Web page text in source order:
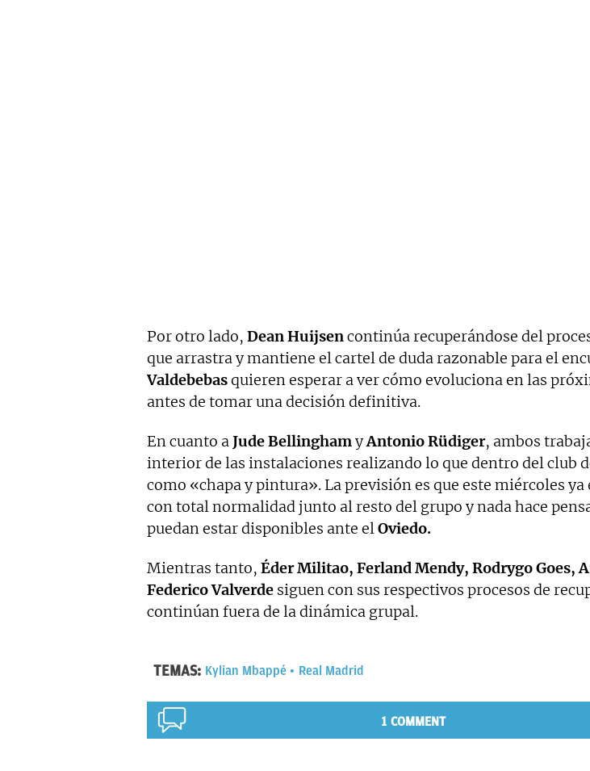
Por otro lado, Dean Huijsencontinúa recuperándose del
que arrastra y mantiene el cartel de duda razonable para el
Valdebebasquieren esperar a ver cómo evoluciona en las
antes de tomar una decisión definitiva.
En cuanto aJude BellinghamyAntonio Rüdiger, ambos
interior de las instalaciones realizando lo que dentro del club
como «chapa y pintura». La previsión es que este miércoles
con total normalidad junto al resto del grupo y nada hace
puedan estar disponibles ante elOviedo.
Mientras tanto, Éder Militao, Ferland Mendy, Rodrygo Goes,
Federico Valverde siguen con sus respectivos procesos de
continúan fuera de la dinámica grupal.
TEMAS: Kylian Mbappé Real Madrid
1 COMMENT